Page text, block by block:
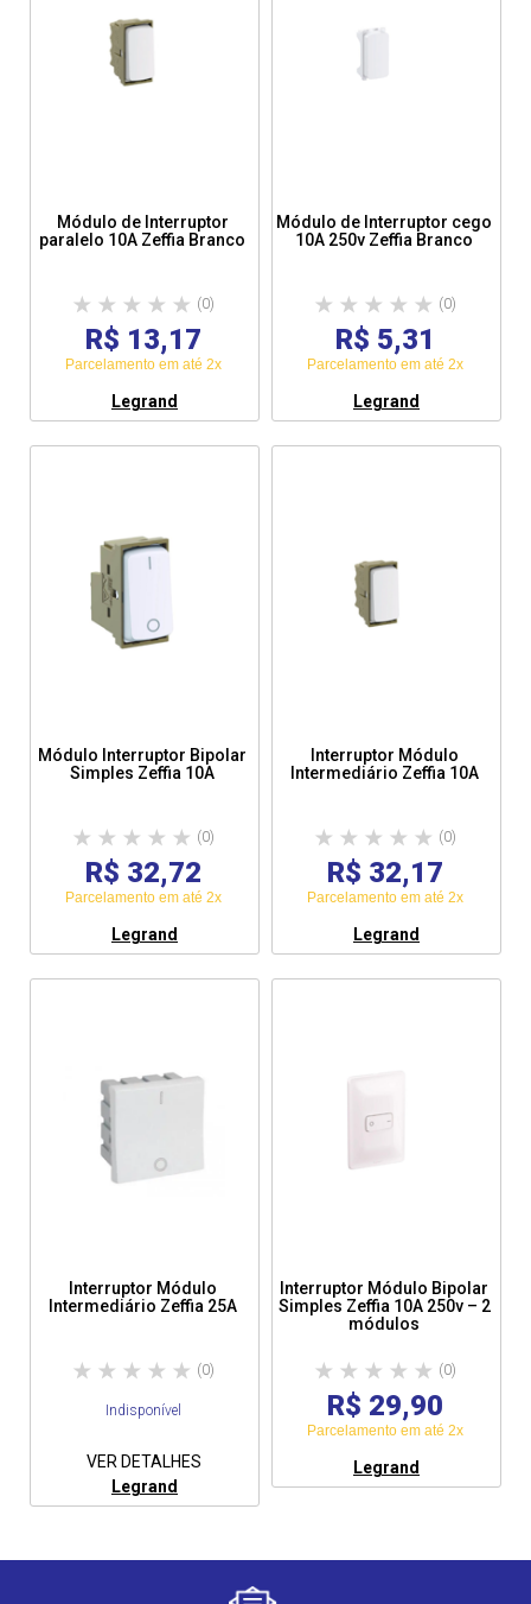
Módulo de Interruptor
paralelo 10A Zeffia Branco
(0)
R$ 13,17
Parcelamento em até 2x
Legrand
Módulo de Interruptor cego
10A 250v Zeffia Branco
(0)
R$ 5,31
Parcelamento em até 2x
Legrand
Módulo Interruptor Bipolar
Simples Zeffia 10A
(0)
R$ 32,72
Parcelamento em até 2x
Legrand
Interruptor Módulo
Intermediário Zeffia 10A
(0)
R$ 32,17
Parcelamento em até 2x
Legrand
Interruptor Módulo
Intermediário Zeffia 25A
(0)
Indisponível
VER DETALHES
Legrand
Interruptor Módulo Bipolar
Simples Zeffia 10A 250v – 2
módulos
(0)
R$ 29,90
Parcelamento em até 2x
Legrand